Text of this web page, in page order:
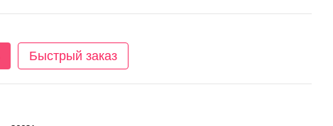
Быстрый заказ